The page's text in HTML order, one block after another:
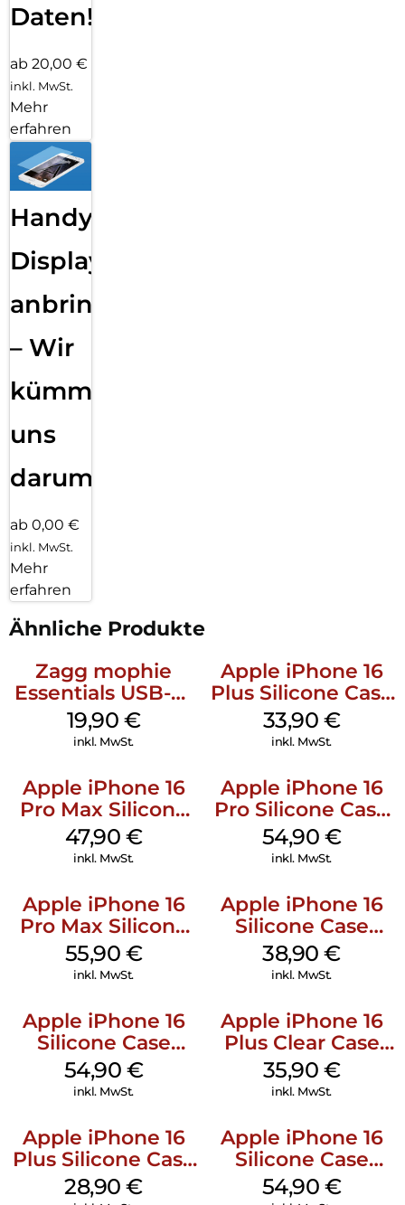
Daten!
ab 20,00 €
inkl. MwSt.
Mehr
erfahren
Handy
Displayfolie
anbringen
– Wir
kümmern
uns
darum!
ab 0,00 €
inkl. MwSt.
Mehr
erfahren
Ähnliche Produkte
Zagg mophie
Essentials USB-C-
20W Charger PD
Weiß
19,90 €
inkl. MwSt.
Apple iPhone 16
Plus Silicone Case
MagSafe Lake
Green
33,90 €
inkl. MwSt.
Apple iPhone 16
Pro Max Silicone
Case MagSafe
Black
47,90 €
inkl. MwSt.
Apple iPhone 16
Pro Silicone Case
MagSafe Black
54,90 €
inkl. MwSt.
Apple iPhone 16
Pro Max Silicone
Case MagSafe
Stone Gray
55,90 €
inkl. MwSt.
Apple iPhone 16
Silicone Case
MagSafe
Ultramarine
38,90€
inkl. MwSt.
Apple iPhone 16
Silicone Case
MagSafe Black
54,90 €
inkl. MwSt.
Apple iPhone 16
Plus Clear Case
MagSafe
Transparent
35,90 €
inkl. MwSt.
Apple iPhone 16
Plus Silicone Case
MagSafe Black
28,90€
Apple iPhone 16
Silicone Case
MagSafe Lake
54,90 €